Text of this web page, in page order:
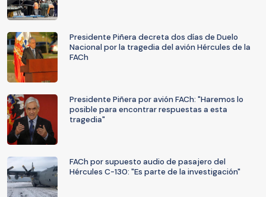
Presidente Piñera decreta dos días de Duelo
Nacional por la tragedia del avión Hércules de la
FACh
Presidente Piñera por avión FACh: "Haremos lo
posible para encontrar respuestas a esta
tragedia"
FACh por supuesto audio de pasajero del
Hércules C-130: "Es parte de la investigación"